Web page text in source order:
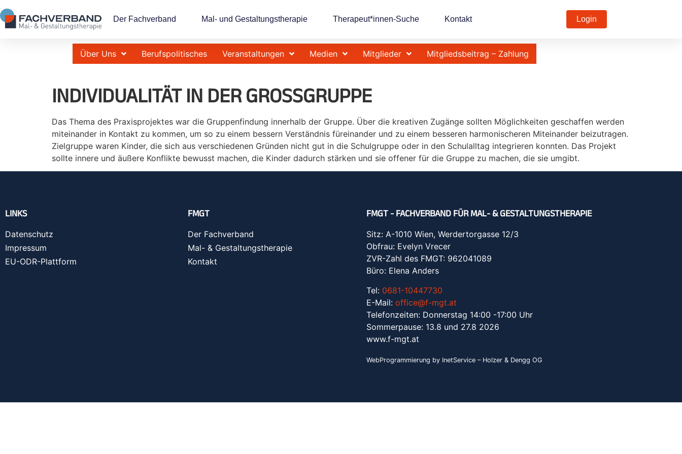
Der Fachverband Mal- und Gestaltungstherapie Therapeut*innen-Suche Kontakt Login
Über Uns Berufspolitisches Veranstaltungen Medien Mitglieder Mitgliedsbeitrag – Zahlung
INDIVIDUALITÄT IN DER GROSSGRUPPE
Das Thema des Praxisprojektes war die Gruppenfindung innerhalb der Gruppe. Über die kreativen Zugänge sollten Möglichkeiten geschaffen werden
miteinander in Kontakt zu kommen, um so zu einem bessern Verständnis füreinander und zu einem besseren harmonischeren Miteinander beizutragen.
Zielgruppe waren Kinder, die sich aus verschiedenen Gründen nicht gut in die Schulgruppe oder in den Schulalltag integrieren konnten. Das Projekt
sollte innere und äußere Konflikte bewusst machen, die Kinder dadurch stärken und sie offener für die Gruppe zu machen, die sie umgibt.
LINKS
Datenschutz
Impressum
EU-ODR-Plattform
FMGT
Der Fachverband
Mal- & Gestaltungstherapie
Kontakt
FMGT - FACHVERBAND FÜR MAL- & GESTALTUNGSTHERAPIE
Sitz: A-1010 Wien, Werdertorgasse 12/3
Obfrau: Evelyn Vrecer
ZVR-Zahl des FMGT: 962041089
Büro: Elena Anders
Tel: 0681-10447730
E-Mail: office@f-mgt.at
Telefonzeiten: Donnerstag 14:00 -17:00 Uhr
Sommerpause: 13.8 und 27.8 2026
www.f-mgt.at
WebProgrammierung by InetService – Holzer & Dengg OG